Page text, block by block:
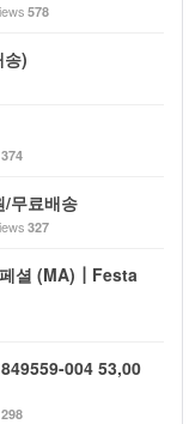
578
)
374
/무료배송
327
페셜 (MA)┃Festa
004 53,00
298